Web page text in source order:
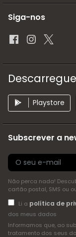
Siga-nos
Playstore
Subscrever a
Não perca nada!
cartão postal, SMS ou
Li a política de
dos meus dados
Informamos que, ao
tratamento dos seus